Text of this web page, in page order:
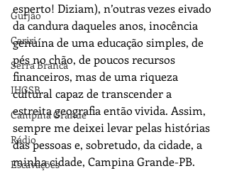
Gurjão
Cariri
Serra Branca
IHGSB
Campina Grande
Rádio
Escavações
esperto! Diziam), n’outras vezes eivado
da candura daqueles anos, inocência
genuína de uma educação simples, de
pés no chão, de poucos recursos
financeiros, mas de uma riqueza
cultural capaz de transcender a
estreita geografia então vivida. Assim,
sempre me deixei levar pelas histórias
das pessoas e, sobretudo, da cidade, a
minha cidade, Campina Grande-PB.